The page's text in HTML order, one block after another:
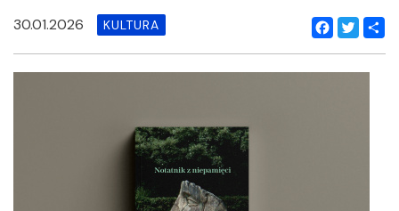
Facebook
Twitter
30.01.2026 KULTURA